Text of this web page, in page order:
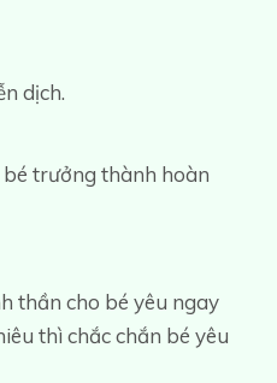
dịch.
trưởng thành hoàn
thần cho bé yêu ngay
thì chắc chắn bé yêu